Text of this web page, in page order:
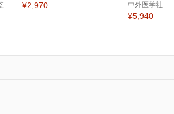
¥2,970
中外医学社
¥5,940